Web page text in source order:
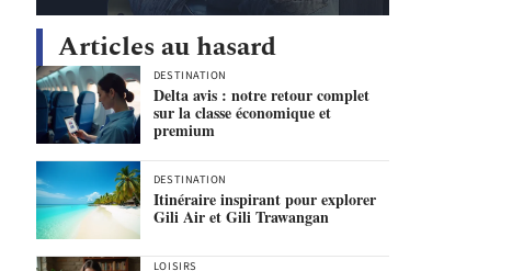
Articles au hasard
DESTINATION
Delta avis : notre retour complet
sur la classe économique et
premium
DESTINATION
Itinéraire inspirant pour explorer
Gili Air et Gili Trawangan
LOISIRS